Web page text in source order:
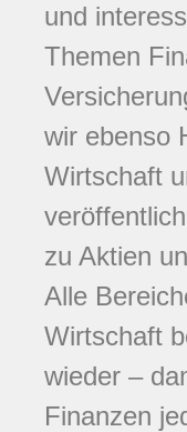
und
Themen
wir ebenso
Wirtschaft
zu Aktien
Alle
Wirtschaft
wieder –
Finanzen